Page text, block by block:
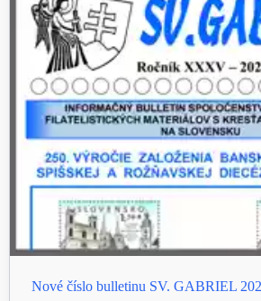
Nové číslo bulletinu SV. GABRIEL